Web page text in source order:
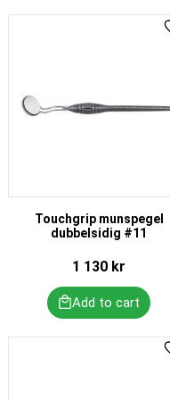
Touchgrip munspegel
dubbelsidig #11
1 130 kr